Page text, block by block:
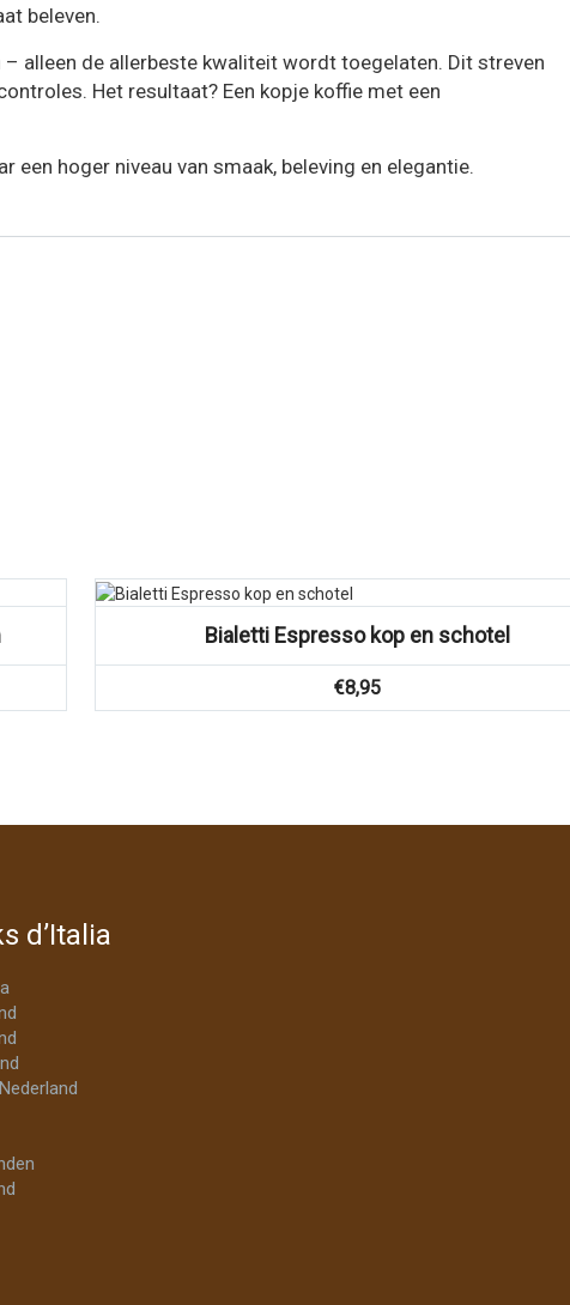
beleven.
alleen de allerbeste kwaliteit wordt toegelaten. Dit streven
Het resultaat? Een kopje koffie met een
hoger niveau van smaak, beleving en elegantie.
Bialetti Espresso kop en schotel
€8,95
d’Italia